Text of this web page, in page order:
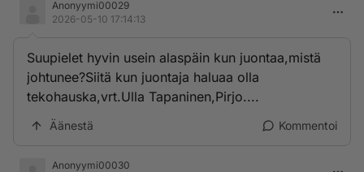
Anonyymi00029
2026-05-10 17:14:13
Suupielet hyvin usein alaspäin kun juontaa,mistä
johtunee?Siitä kun juontaja haluaa olla
tekohauska,vrt.Ulla Tapaninen,Pirjo....
Äänestä Kommentoi
Anonyymi00030